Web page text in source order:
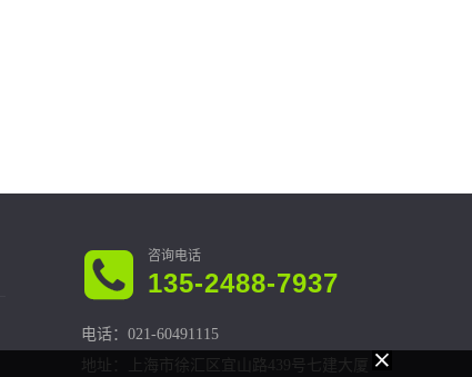
135-2488-7937
电话：021-60491115
地址：上海市徐汇区宜山路439号七建大厦